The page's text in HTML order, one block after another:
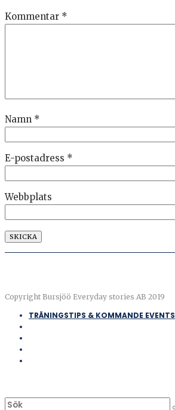
Kommentar *
Namn *
E-postadress *
Webbplats
Copyright Bursjöö Everyday stories AB 2019
TRÄNINGSTIPS & KOMMANDE EVENTS